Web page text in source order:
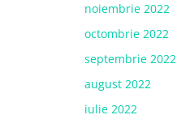
noiembrie 2022
octombrie 2022
septembrie 2022
august 2022
iulie 2022